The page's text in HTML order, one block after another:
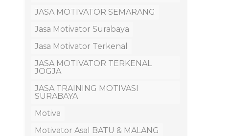
JASA MOTIVATOR SEMARANG
Jasa Motivator Surabaya
Jasa Motivator Terkenal
JASA MOTIVATOR TERKENAL
JOGJA
JASA TRAINING MOTIVASI
SURABAYA
Motiva
Motivator Asal BATU & MALANG